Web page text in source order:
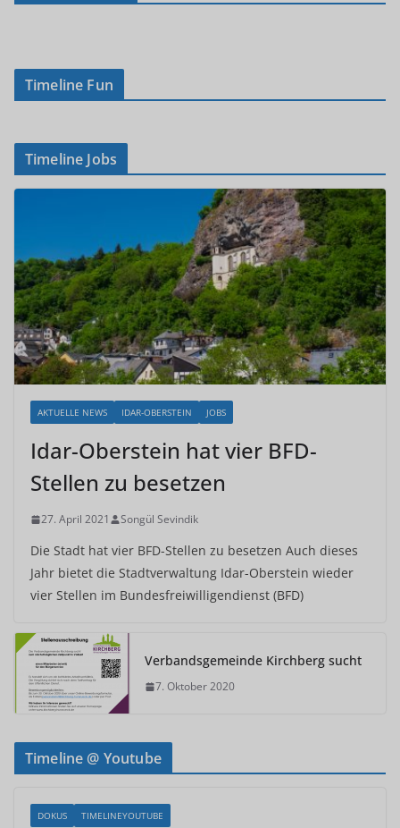
Timeline Fun
Timeline Jobs
AKTUELLE NEWS IDAR-OBERSTEIN JOBS
Idar-Oberstein hat vier BFD-
Stellen zu besetzen
27. April 2021 Songül Sevindik
Die Stadt hat vier BFD-Stellen zu besetzen Auch dieses
Jahr bietet die Stadtverwaltung Idar-Oberstein wieder
vier Stellen im Bundesfreiwilligendienst (BFD)
Verbandsgemeinde Kirchberg sucht
7. Oktober 2020
Timeline @ Youtube
DOKUS TIMELINEYOUTUBE